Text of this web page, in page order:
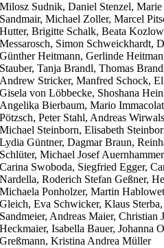
Milosz Sudnik, Daniel Stenzel, Marie
Sandmair, Michael Zoller, Marcel
Hutter, Brigitte Schalk, Beata
Messarosch, Simon Schweickhardt,
Günther Heitmann, Gerlinde
Stauber, Tanja Brandl, Thomas
Andrew Stricker, Manfred Schock,
Gisela von Löbbecke, Shoshana
Angelika Bierbaum, Mario
Pötzsch, Peter Stahl, Andreas
Michael Steinborn, Elisabeth
Lydia Güntner, Dagmar Braun,
Schlüter, Michael Josef
Carina Swoboda, Siegfried Egger,
Nardella, Roderich Stefan Geßner,
Michaela Ponholzer, Martin
Gleich, Eva Schwicker, Klaus
Sandmeier, Andreas Maier, Christian
Heckmaier, Isabella Bauer, Johanna
Greßmann, Kristina Andrea Müller